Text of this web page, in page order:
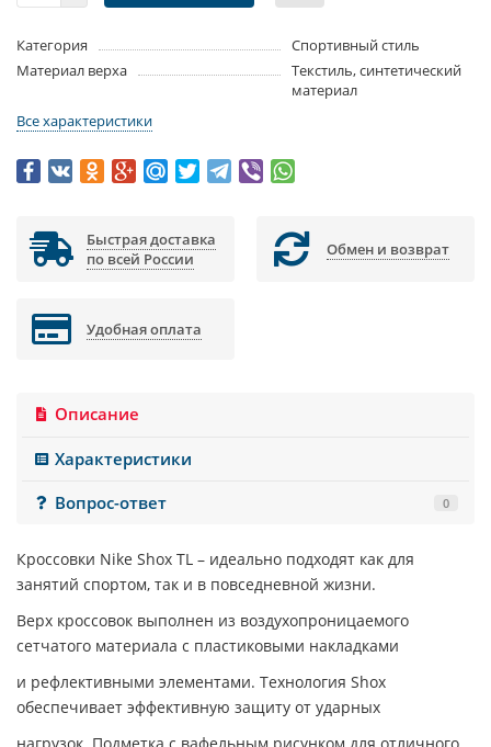
Категория
Спортивный стиль
Материал верха
Текстиль, синтетический
материал
Все характеристики
Быстрая доставка
по всей России
Обмен и возврат
Удобная оплата
Описание
Характеристики
Вопрос-ответ
0
Кроссовки Nike Shox TL – идеально подходят как для
занятий спортом, так и в повседневной жизни.
Верх кроссовок выполнен из воздухопроницаемого
сетчатого материала с пластиковыми накладками
и рефлективными элементами. Технология Shox
обеспечивает эффективную защиту от ударных